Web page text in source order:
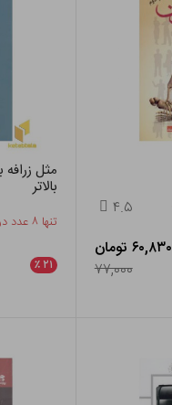
۴.۵
۶۰,۸۳۰ تومان
۷۷,۰۰۰
مثل
بالاتر
تنها ۸ عدد در انبار باقی مانده
۲۱ ٪